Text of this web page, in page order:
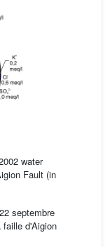
water
Fault (in
septembre
d'Aigion